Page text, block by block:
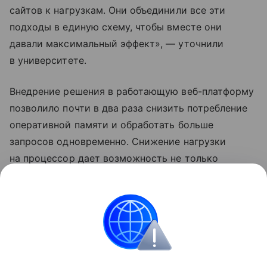
сайтов к нагрузкам. Они объединили все эти
подходы в единую схему, чтобы вместе они
давали максимальный эффект», — уточнили
в университете.
Внедрение решения в работающую веб-платформу
позволило почти в два раза снизить потребление
оперативной памяти и обработать больше
запросов одновременно. Снижение нагрузки
на процессор дает возможность не только
вычислительных мощностей для подключения
новых сервисов или более ресурсоемких ИИ-
задач без потери производительности, считают